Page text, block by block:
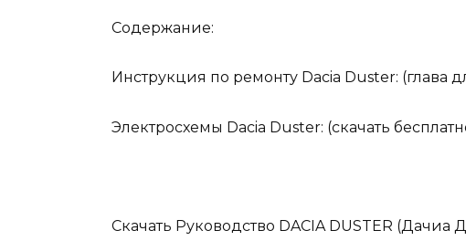
Содержание:
Инструкция по ремонту Dacia Duster: (глава
Электросхемы Dacia Duster: (скачать
Скачать Руководство DACIA DUSTER